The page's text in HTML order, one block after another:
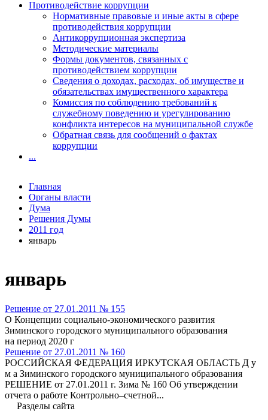
январь
Решение от 27.01.2011 № 155
О Концепции социально-экономического развития
Зиминского городского муниципального образования
на период 2020 г
Решение от 27.01.2011 № 160
РОССИЙСКАЯ ФЕДЕРАЦИЯ ИРКУТСКАЯ ОБЛАСТЬ Д у
м а Зиминского городского муниципального образования
РЕШЕНИЕ от 27.01.2011 г. Зима № 160 Об утверждении
отчета о работе Контрольно–счетной...
Разделы сайта
Противодействие коррупции
Нормативные правовые и иные акты в сфере
противодействия коррупции
Антикоррупционная экспертиза
Методические материалы
Формы документов, связанных с
противодействием коррупции
Сведения о доходах, расходах, об имуществе и
обязательствах имущественного характера
Комиссия по соблюдению требований к
служебному поведению и урегулированию
конфликта интересов на муниципальной службе
Обратная связь для сообщений о фактах
коррупции
...
Главная
Органы власти
Дума
Решения Думы
2011 год
январь